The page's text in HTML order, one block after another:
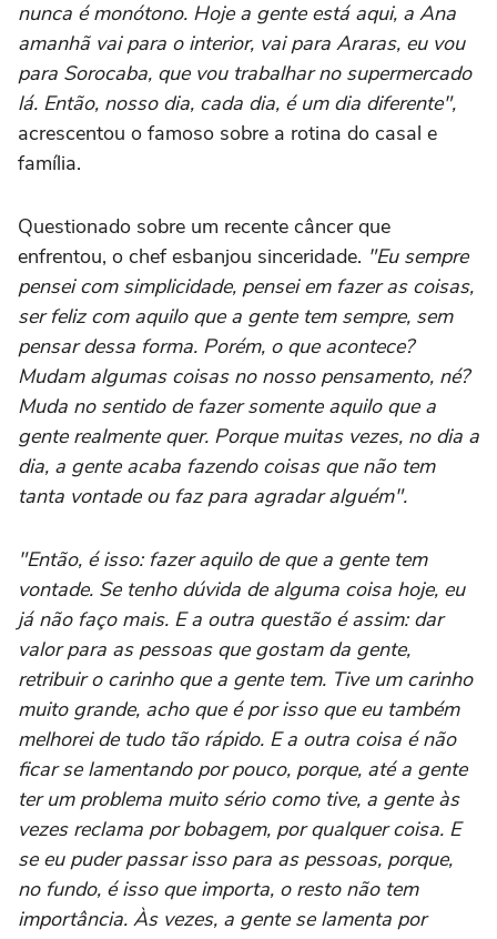
nunca é monótono. Hoje a gente está aqui, a Ana
amanhã vai para o interior, vai para Araras, eu vou
para Sorocaba, que vou trabalhar no supermercado
lá. Então, nosso dia, cada dia, é um dia diferente",
acrescentou o famoso sobre a rotina do casal e
família.
Questionado sobre um recente câncer que
enfrentou, o chef esbanjou sinceridade. "Eu sempre
pensei com simplicidade, pensei em fazer as coisas,
ser feliz com aquilo que a gente tem sempre, sem
pensar dessa forma. Porém, o que acontece?
Mudam algumas coisas no nosso pensamento, né?
Muda no sentido de fazer somente aquilo que a
gente realmente quer. Porque muitas vezes, no dia a
dia, a gente acaba fazendo coisas que não tem
tanta vontade ou faz para agradar alguém".
"Então, é isso: fazer aquilo de que a gente tem
vontade. Se tenho dúvida de alguma coisa hoje, eu
já não faço mais. E a outra questão é assim: dar
valor para as pessoas que gostam da gente,
retribuir o carinho que a gente tem. Tive um carinho
muito grande, acho que é por isso que eu também
melhorei de tudo tão rápido. E a outra coisa é não
ficar se lamentando por pouco, porque, até a gente
ter um problema muito sério como tive, a gente às
vezes reclama por bobagem, por qualquer coisa. E
se eu puder passar isso para as pessoas, porque,
no fundo, é isso que importa, o resto não tem
importância. Às vezes, a gente se lamenta por